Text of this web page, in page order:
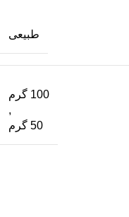
طبیعی
100 گرم
,
50 گرم